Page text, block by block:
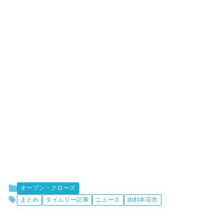
オープン・クローズ
まとめ
タイムリー記事 ニュース 由利本荘市